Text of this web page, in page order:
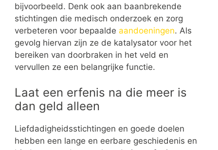
bijvoorbeeld. Denk ook aan baanbrekende
stichtingen die medisch onderzoek en zorg
verbeteren voor bepaalde aandoeningen. Als
gevolg hiervan zijn ze de katalysator voor het
bereiken van doorbraken in het veld en
vervullen ze een belangrijke functie.
Laat een erfenis na die meer is
dan geld alleen
Liefdadigheidsstichtingen en goede doelen
hebben een lange en eerbare geschiedenis en